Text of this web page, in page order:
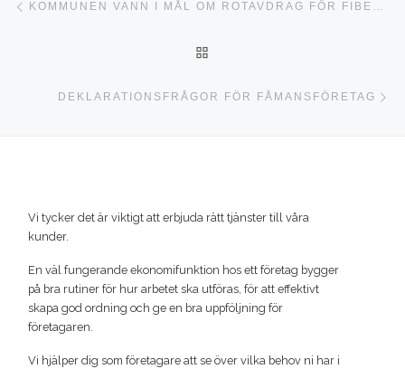
KOMMUNEN VANN I MÅL OM ROTAVDRAG FÖR FIBERNÄT
DEKLARATIONSFRÅGOR FÖR FÅMANSFÖRETAG
Vi tycker det är viktigt att erbjuda rätt tjänster till våra
kunder.
En väl fungerande ekonomifunktion hos ett företag bygger
på bra rutiner för hur arbetet ska utföras, för att effektivt
skapa god ordning och ge en bra uppföljning för
företagaren.
Vi hjälper dig som företagare att se över vilka behov ni har i